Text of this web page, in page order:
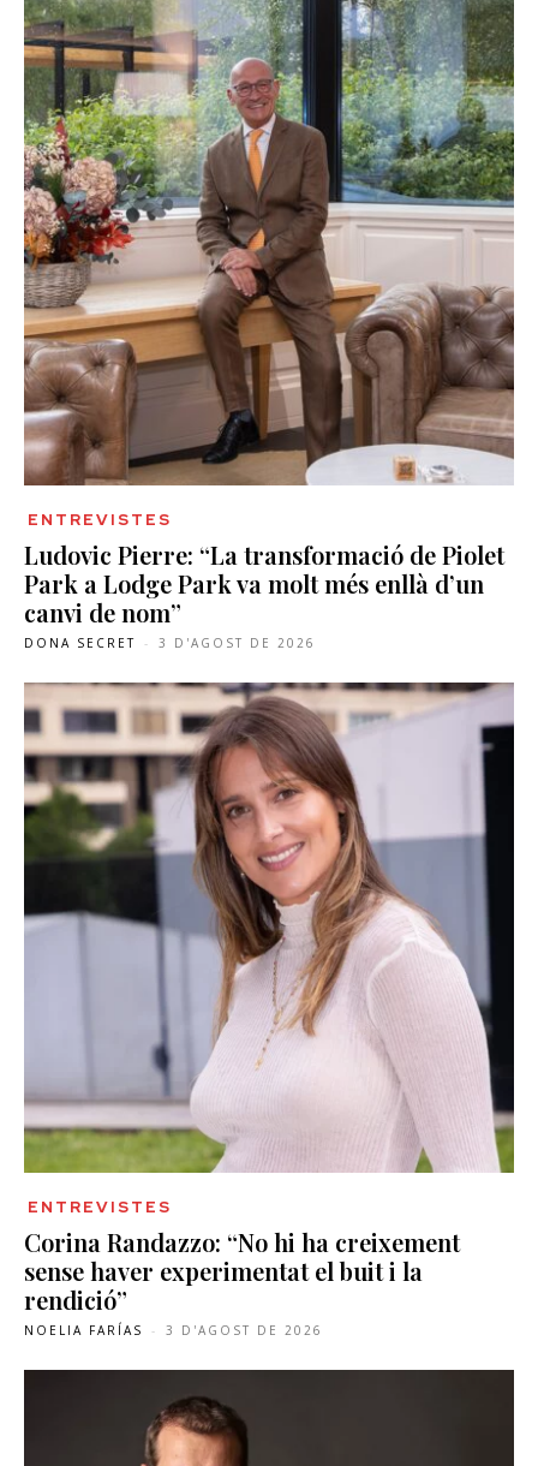
ENTREVISTES
Ludovic Pierre: “La transformació de Piolet
Park a Lodge Park va molt més enllà d’un
canvi de nom”
DONA SECRET - 3 D'AGOST DE 2026
ENTREVISTES
Corina Randazzo: “No hi ha creixement
sense haver experimentat el buit i la
rendició”
NOELIA FARÍAS - 3 D'AGOST DE 2026